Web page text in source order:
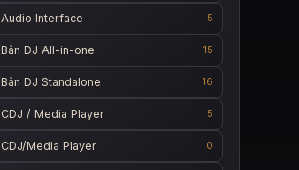
Audio Interface 5
Bàn DJ All-in-one 15
Bàn DJ Standalone 16
CDJ / Media Player 5
CDJ/Media Player 0